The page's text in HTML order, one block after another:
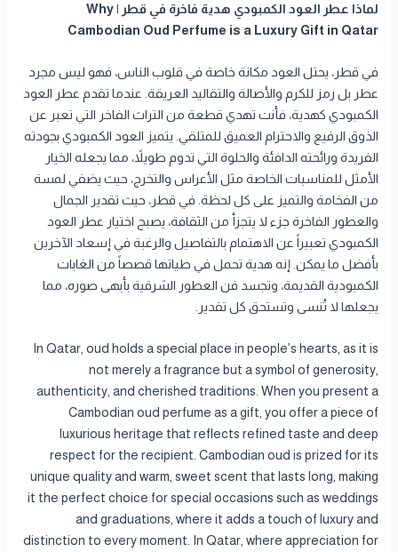
لماذا عطر العود الكمبودي هدية فاخرة في قطر | Why
Cambodian Oud Perfume is a Luxury Gift in Qatar
في قطر، يحتل العود مكانة خاصة في قلوب الناس، فهو ليس مجرد
عطر بل رمز للكرم والأصالة والتقاليد العريقة. عندما تقدم عطر العود
الكمبودي كهدية، فأنت تهدي قطعة من التراث الفاخر التي تعبر عن
الذوق الرفيع والاحترام العميق للمتلقي. يتميز العود الكمبودي بجودته
الفريدة ورائحته الدافئة والحلوة التي تدوم طويلاً، مما يجعله الخيار
الأمثل للمناسبات الخاصة مثل الأعراس والتخرج، حيث يضفي لمسة
من الفخامة والتميز على كل لحظة. في قطر، حيث تقدير الجمال
والعطور الفاخرة جزء لا يتجزأ من الثقافة، يصبح اختيار عطر العود
الكمبودي تعبيراً عن الاهتمام بالتفاصيل والرغبة في إسعاد الآخرين
بأفضل ما يمكن. إنه هدية تحمل في طياتها قصصاً من الغابات
الكمبودية القديمة، وتجسد فن العطور الشرقية بأبهى صوره، مما
يجعلها لا تُنسى وتستحق كل تقدير.
In Qatar, oud holds a special place in people’s hearts, as it is
not merely a fragrance but a symbol of generosity,
authenticity, and cherished traditions. When you present a
Cambodian oud perfume as a gift, you offer a piece of
luxurious heritage that reflects refined taste and deep
respect for the recipient. Cambodian oud is prized for its
unique quality and warm, sweet scent that lasts long, making
it the perfect choice for special occasions such as weddings
and graduations, where it adds a touch of luxury and
distinction to every moment. In Qatar, where appreciation for